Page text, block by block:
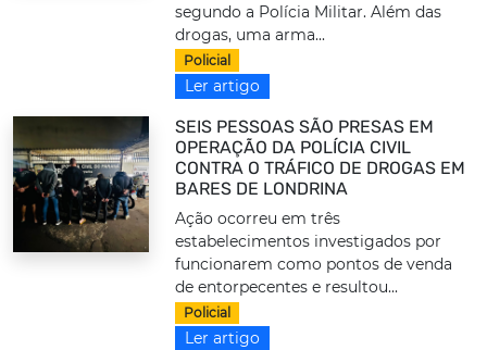
segundo a Polícia Militar. Além das
drogas, uma arma...
Policial
Ler artigo
SEIS PESSOAS SÃO PRESAS EM
OPERAÇÃO DA POLÍCIA CIVIL
CONTRA O TRÁFICO DE DROGAS EM
BARES DE LONDRINA
Ação ocorreu em três
estabelecimentos investigados por
funcionarem como pontos de venda
de entorpecentes e resultou...
Policial
Ler artigo